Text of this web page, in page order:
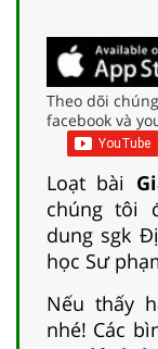
Theo dõi
facebook và
Loạt bài
chúng tôi
dung sgk
học Sư
Nếu thấy
nhé! Các